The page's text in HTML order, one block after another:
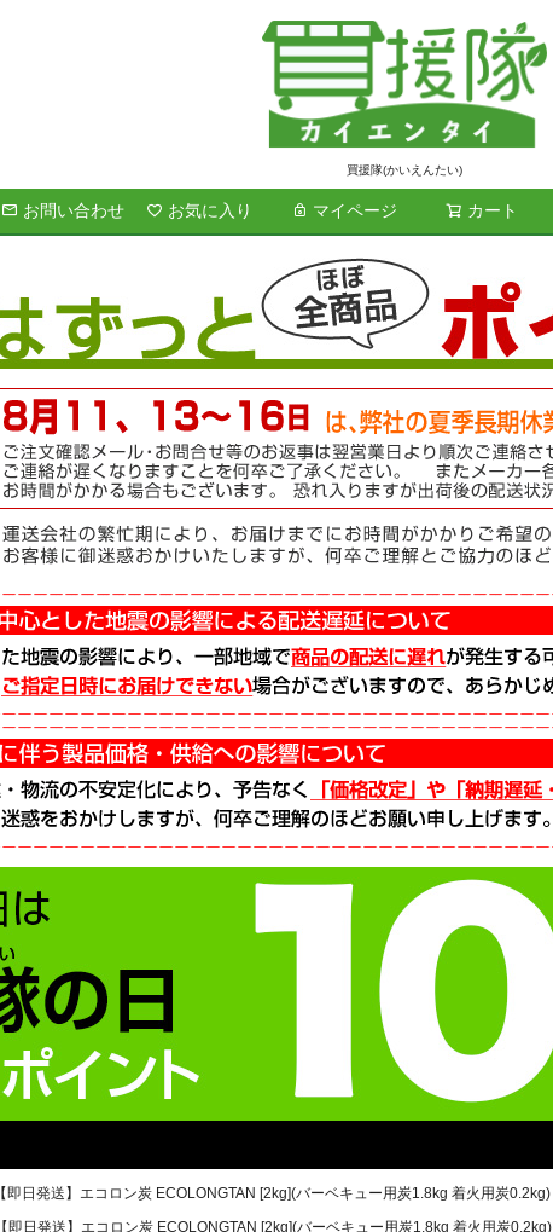
買援隊(かいえんたい)
お問い合わせ お気に入り マイページ カート
検索
【即日発送】エコロン炭 ECOLONGTAN [2kg](バーベキュー用炭1.8kg 着火用炭0.2kg)
【即日発送】エコロン炭 ECOLONGTAN [2kg](バーベキュー用炭1.8kg 着火用炭0.2kg)